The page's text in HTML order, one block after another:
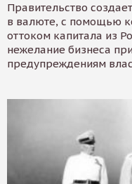
Правительство
в валюте, с помощью
оттоком капитала из
нежелание бизнеса
предупреждениям